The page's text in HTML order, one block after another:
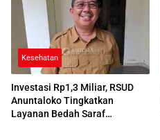
Kesehatan
Investasi Rp1,3 Miliar, RSUD
Anuntaloko Tingkatkan
Layanan Bedah Saraf